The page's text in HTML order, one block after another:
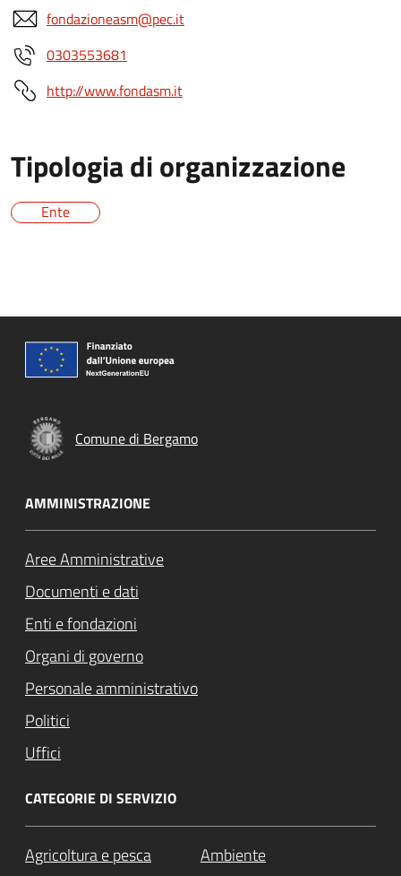
fondazioneasm@pec.it
0303553681
http://www.fondasm.it
Tipologia di organizzazione
Ente
Comune di Bergamo
AMMINISTRAZIONE
Aree Amministrative
Documenti e dati
Enti e fondazioni
Organi di governo
Personale amministrativo
Politici
Uffici
CATEGORIE DI SERVIZIO
Agricoltura e pesca Ambiente